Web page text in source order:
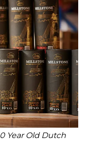
Year Old Dutch